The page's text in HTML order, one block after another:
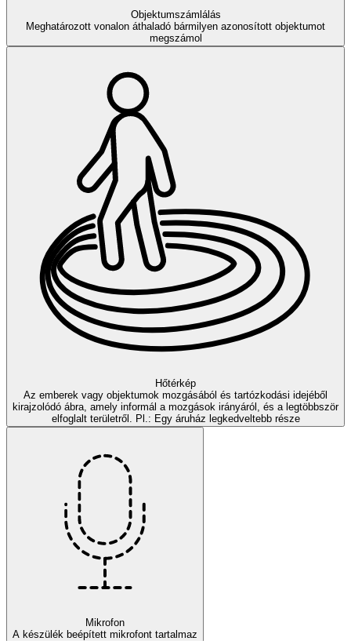
Objektumszámlálás
Meghatározott vonalon áthaladó bármilyen azonosított objektumot
megszámol
Hőtérkép
Az emberek vagy objektumok mozgásából és tartózkodási idejéből
kirajzolódó ábra, amely informál a mozgások irányáról, és a legtöbbször
elfoglalt területről. Pl.: Egy áruház legkedveltebb része
Mikrofon
A készülék beépített mikrofont tartalmaz